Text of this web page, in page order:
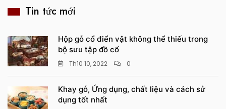
Tin tức mới
Hộp gỗ cổ điển vật không thể thiếu trong
bộ sưu tập đồ cổ
Th10 10, 2022 0
Khay gỗ, Ứng dụng, chất liệu và cách sử
dụng tốt nhất